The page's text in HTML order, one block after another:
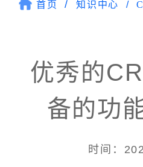
首页 知识中心
优秀的
备的功
时间：